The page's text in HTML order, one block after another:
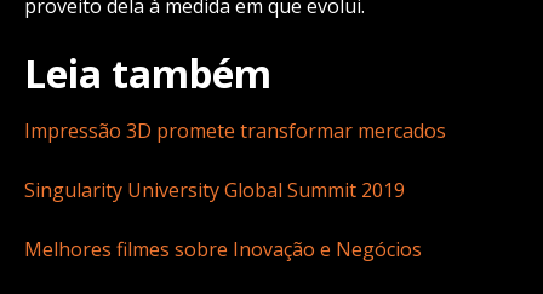
proveito dela à medida em que evolui.
Leia também
Impressão 3D promete transformar mercados
Singularity University Global Summit 2019
Melhores filmes sobre Inovação e Negócios